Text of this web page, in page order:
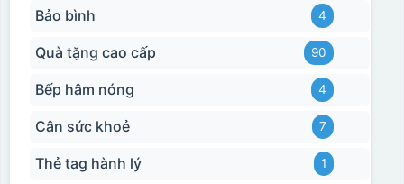
Bảo bình 4
Quà tặng cao cấp 90
Bếp hâm nóng 4
Cân sức khoẻ 7
Thẻ tag hành lý 1